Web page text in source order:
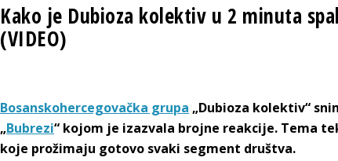
Kako je Dubioza kolektiv u 2 minuta
(VIDEO)
Bosanskohercegovačka grupa „Dubioza kolektiv“
„Bubrezi“ kojom je izazvala brojne reakcije. Tema
koje prožimaju gotovo svaki segment društva.